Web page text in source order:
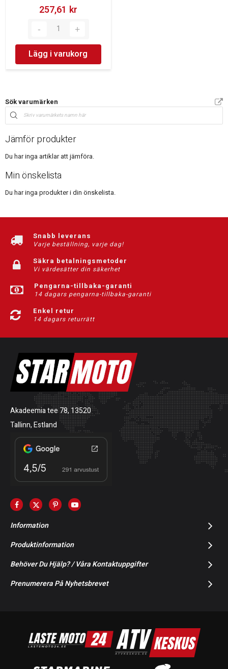
257,61 kr‎
Lägg i varukorg
Sök varumärken
Jämför produkter
Du har inga artiklar att jämföra.
Min önskelista
Du har inga produkter i din önskelista.
Snabb leverans
Varje beställning, varje dag!
Säkra betalningsmetoder
Vi värdesätter din säkerhet
Pengarna-tillbaka-garanti
14 dagars pengarna-tillbaka-garanti
Enkel retur
14 dagars returrätt
Akadeemia tee 78, 13520
Tallinn, Estland
Information
Produktinformation
Behöver Du Hjälp? / Våra Kontaktuppgifter
Prenumerera På Nyhetsbrevet